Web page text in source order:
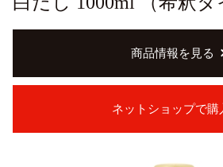
商品情報を見る
ネットショップで購